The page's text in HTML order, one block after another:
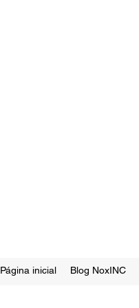
Página inicial Blog NoxINC